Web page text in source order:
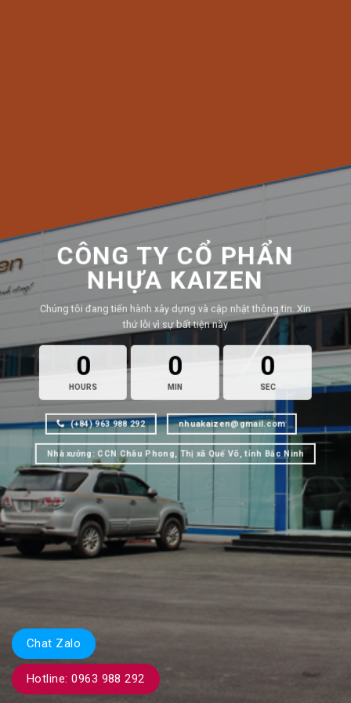
CÔNG TY CỔ PHẨN
NHỰA KAIZEN
Chúng tôi đang tiến hành xây dựng và cập nhật thông tin. Xin
thứ lỗi vì sự bất tiện này
0
HOURS
0
MIN
0
SEC
(+84) 963 988 292 nhuakaizen@gmail.com
Nhà xưởng: CCN Châu Phong, Thị xã Quế Võ, tỉnh Bắc Ninh
Chat Zalo
Hotline: 0963 988 292